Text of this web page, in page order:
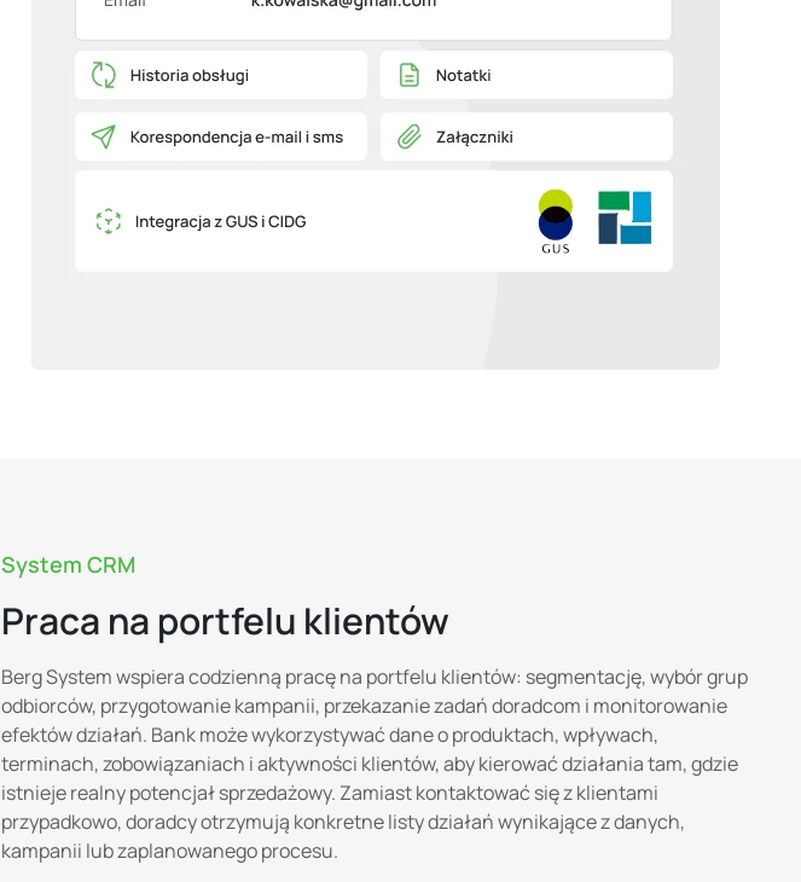
System CRM
Praca na portfelu klientów
Berg System wspiera codzienną pracę na portfelu klientów: segmentację, wybór grup
odbiorców, przygotowanie kampanii, przekazanie zadań doradcom i monitorowanie
efektów działań. Bank może wykorzystywać dane o produktach, wpływach,
terminach, zobowiązaniach i aktywności klientów, aby kierować działania tam, gdzie
istnieje realny potencjał sprzedażowy. Zamiast kontaktować się z klientami
przypadkowo, doradcy otrzymują konkretne listy działań wynikające z danych,
kampanii lub zaplanowanego procesu.